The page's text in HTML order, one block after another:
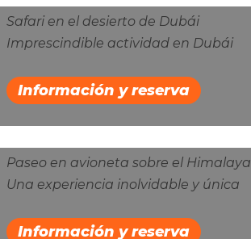
Safari en el desierto de Dubái
Imprescindible actividad en Dubái
Información y reserva
Paseo en avioneta sobre el Himalaya
Una experiencia inolvidable y única
Información y reserva